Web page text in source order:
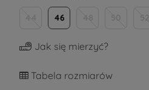
46
Jak się mierzyć?
Tabela rozmiarów